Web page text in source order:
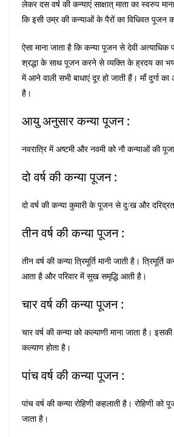
लेकर दस वर्ष की कन्याएं साक्षात् माता का स्वरुप
कि इसी उम्र की कन्याओं के पैरों का विधिवत पूजन
ऐसा माना जाता है कि कन्या पूजन से देवी अत्याधिक
श्रद्धा के साथ पूजन करने से व्यक्ति के ह्रदय का भय
में आने वाली सभी बाधाएं दूर हो जाती हैं। माँ दुर्गा का
है।
आयु अनुसार कन्या पूजन :
नवरात्रि में अष्टमी और नवमी को नौ कन्याओं की
दो वर्ष की कन्या पूजन :
दो वर्ष की कन्या कुमारी के पूजन से दुःख और
तीन वर्ष की कन्या पूजन :
तीन वर्ष की कन्या त्रिमूर्ति मानी जाती है।
आता है और परिवार में सुख समृद्धि आती है।
चार वर्ष की कन्या पूजन :
चार वर्ष की कन्या को कल्याणी माना जाता है।
कल्याण होता है।
पांच वर्ष की कन्या पूजन :
पांच वर्ष की कन्या रोहिणी कहलाती है। रोहिणी को
जाता है।